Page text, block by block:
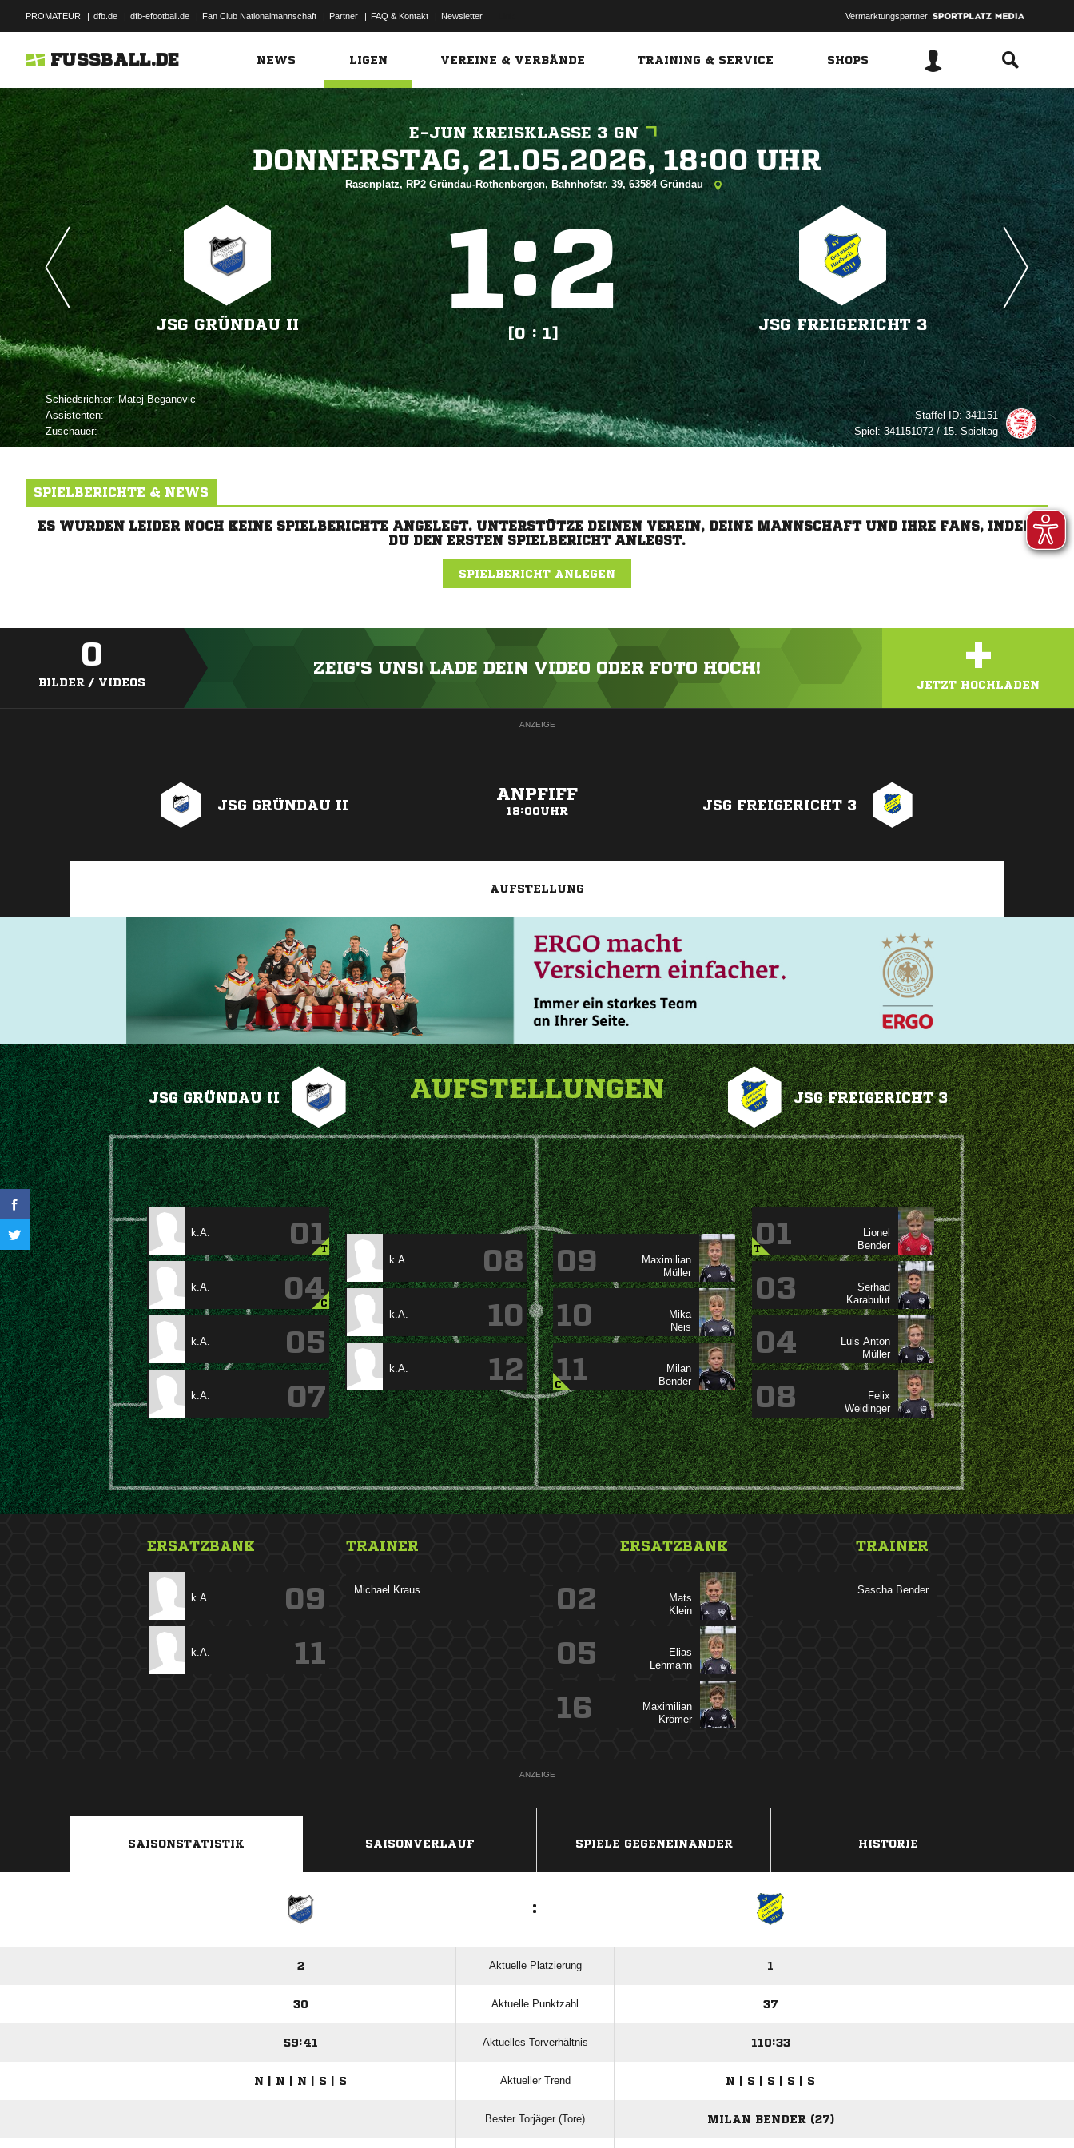
PROMATEUR | dfb.de | dfb-efootball.de | Fan Club Nationalmannschaft | Partner | FAQ & Kontakt | Newsletter Vermarktungspartner:
FUSSBALL.DE NEWS LIGEN VEREINE & VERBÄNDE TRAINING & SERVICE SHOPS
E-JUN KREISKLASSE 3 GN
   
Rasenplatz, RP2 Gründau-Rothenbergen, Bahnhofstr. 39, 63584 Gründau
JSG GRÜNDAU II
:
[0 : 1]
JSG FREIGERICHT 3
Schiedsrichter: 
Assistenten:
Zuschauer:
Staffel-ID:341151
Spiel:341151072 / 15. Spieltag
SPIELBERICHTE & NEWS
ES WURDEN LEIDER NOCH KEINE SPIELBERICHTE ANGELEGT. UNTERSTÜTZE DEINEN VEREIN, DEINE MANNSCHAFT UND IHRE FANS, INDEM
DU DEN ERSTEN SPIELBERICHT ANLEGST.
SPIELBERICHT ANLEGEN
0
BILDER / VIDEOS
ZEIG'S UNS! LADE DEIN VIDEO ODER FOTO HOCH! +
JETZT HOCHLADEN
ANZEIGE
JSG GRÜNDAU II
ANPFIFF
18:00UHR JSG FREIGERICHT 3
AUFSTELLUNG
JSG GRÜNDAU II AUFSTELLUNGEN JSG FREIGERICHT 3
k.A. 01
T
k.A. 04
C
k.A. 05
k.A. 07
k.A. 08
k.A. 10
k.A. 12


09


10


11
C


01
T


03
 

04


08
ERSATZBANK
k.A. 09
k.A. 11
ERSATZBANK


02


05


16
TRAINER
 
TRAINER
 
ANZEIGE
SAISONSTATISTIK SAISONVERLAUF SPIELE GEGENEINANDER HISTORIE
:
2 Aktuelle Platzierung 1
30 Aktuelle Punktzahl 37
59:41 Aktuelles Torverhältnis 110:33
N | N | N | S | S Aktueller Trend N | S | S | S | S
Bester Torjäger (Tore) MILAN BENDER (27)